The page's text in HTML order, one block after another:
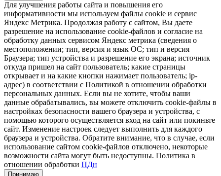
Для улучшения работы сайта и повышения его
информативности мы используем файлы cookie и сервис
Яндекс Метрика. Продолжая работу с сайтом, Вы даете
разрешение на использование cookie-файлов и согласие на
обработку данных сервисом Яндекс метрика (сведения о
местоположении; тип, версия и язык ОС; тип и версия
Браузера; тип устройства и разрешение его экрана; источник
откуда пришел на сайт пользователь; какие страницы
открывает и на какие кнопки нажимает пользователь; ip-
адрес) в соответствии с Политикой в отношении обработки
персональных данных. Если вы не хотите, чтобы ваши
данные обрабатывались, вы можете отключить cookie-файлы в
настройках безопасности вашего браузера и устройства, с
помощью которого осуществляется вход на сайт или покиньте
сайт. Изменение настроек следует выполнить для каждого
браузера и устройства. Обратите внимание, что в случае, если
использование сайтом cookie-файлов отключено, некоторые
возможности сайта могут быть недоступны. Политика в
отношении обработки ПДн
Принимаю